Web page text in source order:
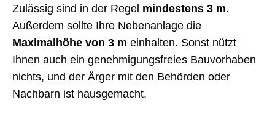
Zulässig sind in der Regel mindestens 3 m.
Außerdem sollte Ihre Nebenanlage die
Maximalhöhe von 3 m einhalten. Sonst nützt
Ihnen auch ein genehmigungsfreies Bauvorhaben
nichts, und der Ärger mit den Behörden oder
Nachbarn ist hausgemacht.